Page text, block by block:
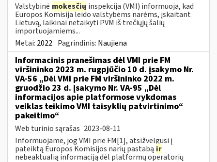
Valstybinė mokesčių inspekcija (VMI) informuoja, kad
Europos Komisija leido valstybėms narėms, įskaitant
Lietuvą, laikinai netaikyti PVM iš trečiųjų šalių
importuojamiems...
Metai: 2022 Pagrindinis: Naujiena
Informacinis pranešimas dėl VMI prie FM
viršininko 2023 m. rugpjūčio 10 d. įsakymo Nr.
VA-56 „Dėl VMI prie FM viršininko 2022 m.
gruodžio 23 d. įsakymo Nr. VA-95 „Dėl
informacijos apie platformose vykdomas
veiklas teikimo VMI taisyklių patvirtinimo“
pakeitimo“
Web turinio sąrašas 2023-08-11
Informuojame, jog VMI prie FM[1], atsižvelgusi į
pateiktą Europos Komisijos narių pastabą ir
nebeaktualią informaciją dėl platformų operatorių